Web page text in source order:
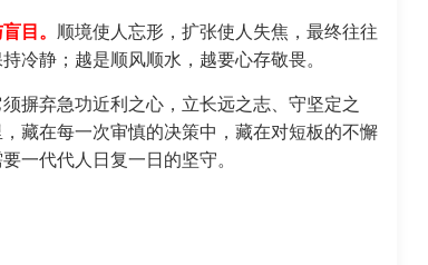
目。 顺境使人忘形，扩张使人失焦，最终往往
冷静；越是顺风顺水，越要心存敬畏。
须摒弃急功近利之心，立长远之志、守坚定之
藏在每一次审慎的决策中，藏在对短板的不懈
一代代人日复一日的坚守。